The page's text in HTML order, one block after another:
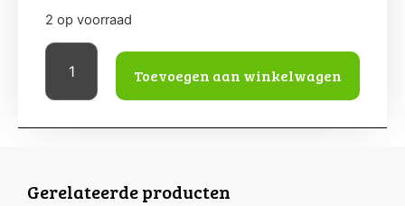
2 op voorraad
Toevoegen aan winkelwagen
Gerelateerde producten